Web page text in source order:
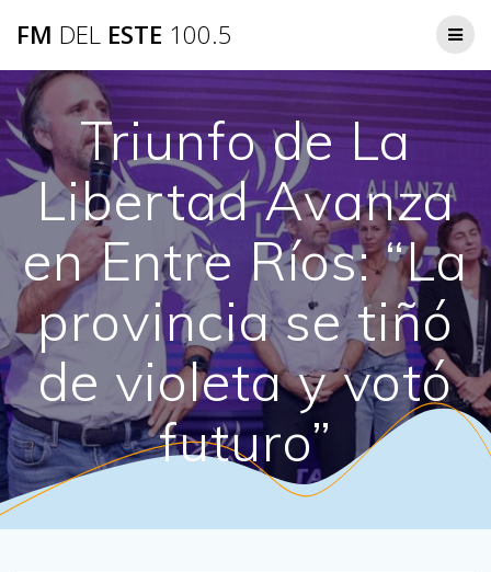
FM DEL ESTE 100.5
Triunfo de La
Libertad Avanza
en Entre Ríos: “La
provincia se tiñó
de violeta y votó
futuro”